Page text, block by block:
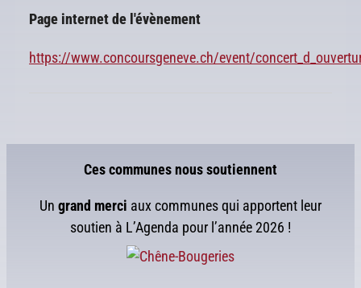
Page internet de l'évènement
https://www.concoursgeneve.ch/event/
Ces communes nous soutiennent
Un grand merci aux communes qui apportent leur
soutien à L’Agenda pour l’année 2026 !